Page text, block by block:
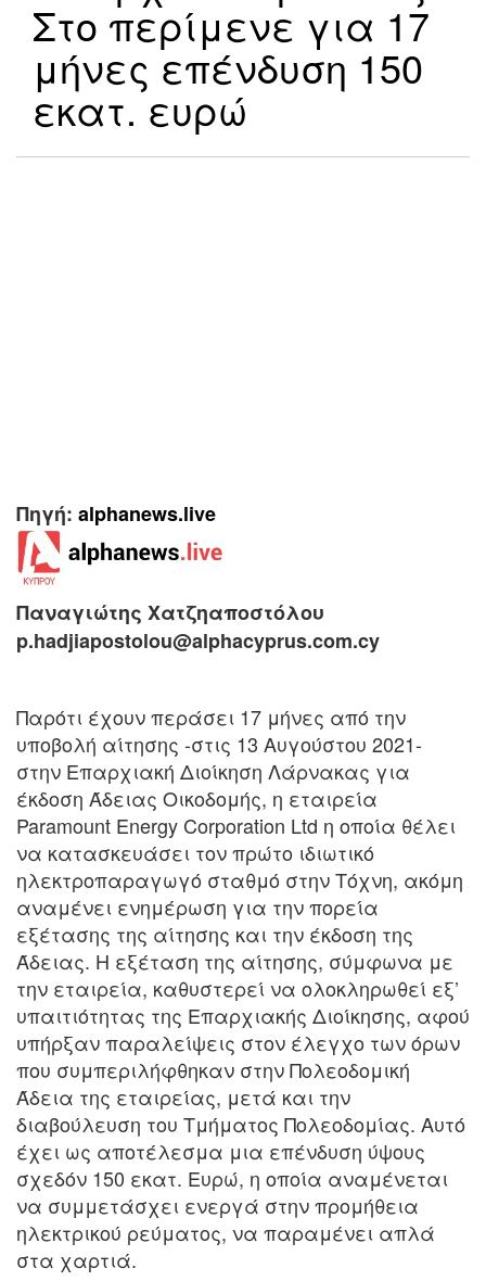
Στο περίμενε για 17
μήνες επένδυση 150
εκατ. ευρώ
Πηγή: alphanews.live
Παναγιώτης Χατζηαποστόλου
p.hadjiapostolou@alphacyprus.com.cy
Παρότι έχουν περάσει 17 μήνες από την
υποβολή αίτησης -στις 13 Αυγούστου 2021-
στην Επαρχιακή Διοίκηση Λάρνακας για
έκδοση Άδειας Οικοδομής, η εταιρεία
Paramount Energy Corporation Ltd η οποία θέλει
να κατασκευάσει τον πρώτο ιδιωτικό
ηλεκτροπαραγωγό σταθμό στην Τόχνη, ακόμη
αναμένει ενημέρωση για την πορεία
εξέτασης της αίτησης και την έκδοση της
Άδειας. Η εξέταση της αίτησης, σύμφωνα με
την εταιρεία, καθυστερεί να ολοκληρωθεί εξ’
υπαιτιότητας της Επαρχιακής Διοίκησης, αφού
υπήρξαν παραλείψεις στον έλεγχο των όρων
που συμπεριλήφθηκαν στην Πολεοδομική
Άδεια της εταιρείας, μετά και την
διαβούλευση του Τμήματος Πολεοδομίας. Αυτό
έχει ως αποτέλεσμα μια επένδυση ύψους
σχεδόν 150 εκατ. Ευρώ, η οποία αναμένεται
να συμμετάσχει ενεργά στην προμήθεια
ηλεκτρικού ρεύματος, να παραμένει απλά
στα χαρτιά.